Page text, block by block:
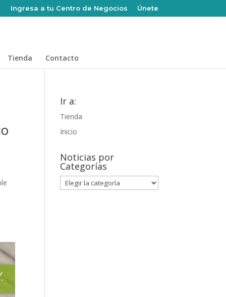
Ingresa a tu Centro de Negocios Únete
Tienda Contacto
Ir a:
Tienda
Inicio
Noticias por
Categorías
Noticias
por